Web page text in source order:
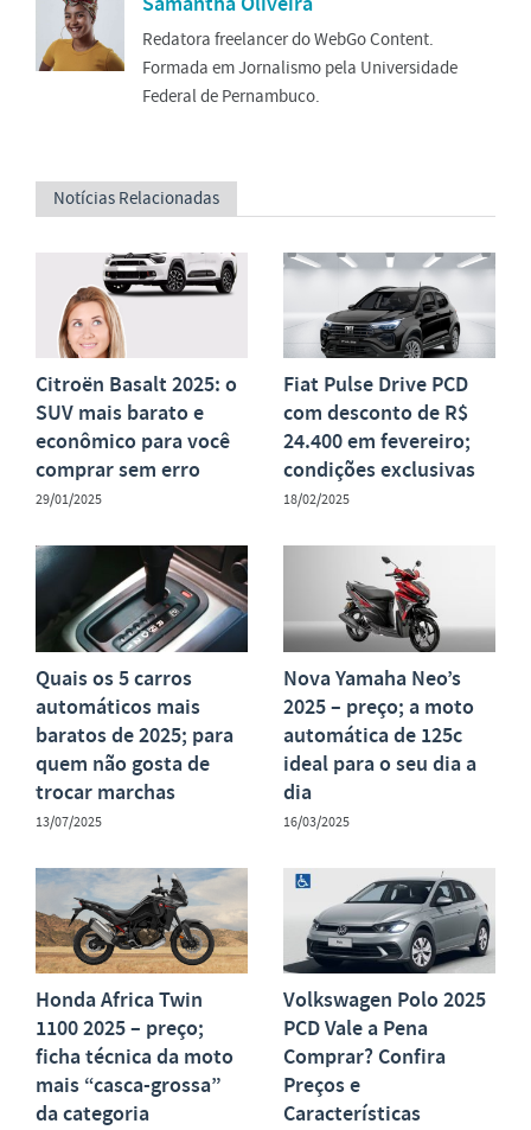
Redatora freelancer do WebGo Content.
Formada em Jornalismo pela Universidade
Federal de Pernambuco.
Notícias Relacionadas
Citroën Basalt 2025: o
SUV mais barato e
econômico para você
comprar sem erro
29/01/2025
Fiat Pulse Drive PCD
com desconto de R$
24.400 em fevereiro;
condições exclusivas
18/02/2025
Quais os 5 carros
automáticos mais
baratos de 2025; para
quem não gosta de
trocar marchas
13/07/2025
Nova Yamaha Neo’s
2025 – preço; a moto
automática de 125c
ideal para o seu dia a
dia
16/03/2025
Honda Africa Twin
1100 2025 – preço;
ficha técnica da moto
mais “casca-grossa”
da categoria
Volkswagen Polo 2025
PCD Vale a Pena
Comprar? Confira
Preços e
Características